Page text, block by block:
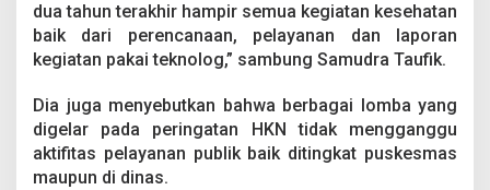
dua tahun terakhir hampir semua kegiatan kesehatan
baik dari perencanaan, pelayanan dan laporan
kegiatan pakai teknolog,” sambung Samudra Taufik.
Dia juga menyebutkan bahwa berbagai lomba yang
digelar pada peringatan HKN tidak mengganggu
aktifitas pelayanan publik baik ditingkat puskesmas
maupun di dinas.